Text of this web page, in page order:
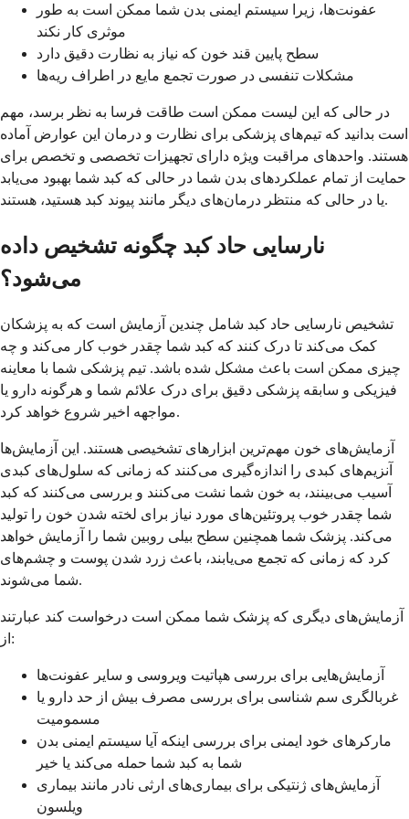
عفونت‌ها، زیرا سیستم ایمنی بدن شما ممکن است به طور
موثری کار نکند
سطح پایین قند خون که نیاز به نظارت دقیق دارد
مشکلات تنفسی در صورت تجمع مایع در اطراف ریه‌ها
در حالی که این لیست ممکن است طاقت فرسا به نظر برسد، مهم
است بدانید که تیم‌های پزشکی برای نظارت و درمان این عوارض آماده
هستند. واحدهای مراقبت ویژه دارای تجهیزات تخصصی و تخصص برای
حمایت از تمام عملکردهای بدن شما در حالی که کبد شما بهبود می‌یابد
یا در حالی که منتظر درمان‌های دیگر مانند پیوند کبد هستید، هستند.
نارسایی حاد کبد چگونه تشخیص داده
می‌شود؟
تشخیص نارسایی حاد کبد شامل چندین آزمایش است که به پزشکان
کمک می‌کند تا درک کنند که کبد شما چقدر خوب کار می‌کند و چه
چیزی ممکن است باعث مشکل شده باشد. تیم پزشکی شما با معاینه
فیزیکی و سابقه پزشکی دقیق برای درک علائم شما و هرگونه دارو یا
مواجهه اخیر شروع خواهد کرد.
آزمایش‌های خون مهم‌ترین ابزارهای تشخیصی هستند. این آزمایش‌ها
آنزیم‌های کبدی را اندازه‌گیری می‌کنند که زمانی که سلول‌های کبدی
آسیب می‌بینند، به خون شما نشت می‌کنند و بررسی می‌کنند که کبد
شما چقدر خوب پروتئین‌های مورد نیاز برای لخته شدن خون را تولید
می‌کند. پزشک شما همچنین سطح بیلی روبین شما را آزمایش خواهد
کرد که زمانی که تجمع می‌یابند، باعث زرد شدن پوست و چشم‌های
شما می‌شوند.
آزمایش‌های دیگری که پزشک شما ممکن است درخواست کند عبارتند
از:
آزمایش‌هایی برای بررسی هپاتیت ویروسی و سایر عفونت‌ها
غربالگری سم شناسی برای بررسی مصرف بیش از حد دارو یا
مسمومیت
مارکرهای خود ایمنی برای بررسی اینکه آیا سیستم ایمنی بدن
شما به کبد شما حمله می‌کند یا خیر
آزمایش‌های ژنتیکی برای بیماری‌های ارثی نادر مانند بیماری
ویلسون